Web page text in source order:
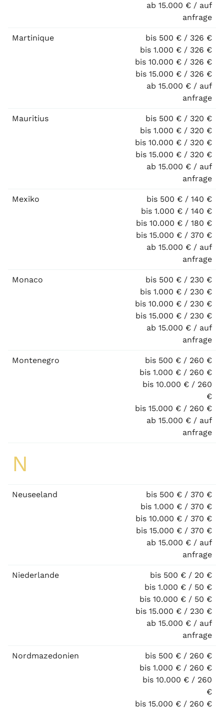
ab 15.000 € / auf
anfrage
Martinique
bis 500 € / 326 €
bis 1.000 € / 326 €
bis 10.000 € / 326 €
bis 15.000 € / 326 €
ab 15.000 € / auf
anfrage
Mauritius
bis 500 € / 320 €
bis 1.000 € / 320 €
bis 10.000 € / 320 €
bis 15.000 € / 320 €
ab 15.000 € / auf
anfrage
Mexiko
bis 500 € / 140 €
bis 1.000 € / 140 €
bis 10.000 € / 180 €
bis 15.000 € / 370 €
ab 15.000 € / auf
anfrage
Monaco
bis 500 € / 230 €
bis 1.000 € / 230 €
bis 10.000 € / 230 €
bis 15.000 € / 230 €
ab 15.000 € / auf
anfrage
Montenegro
bis 500 € / 260 €
bis 1.000 € / 260 €
bis 10.000 € / 260
€
bis 15.000 € / 260 €
ab 15.000 € / auf
anfrage
N
Neuseeland
bis 500 € / 370 €
bis 1.000 € / 370 €
bis 10.000 € / 370 €
bis 15.000 € / 370 €
ab 15.000 € / auf
anfrage
Niederlande
bis 500 € / 20 €
bis 1.000 € / 50 €
bis 10.000 € / 50 €
bis 15.000 € / 230 €
ab 15.000 € / auf
anfrage
Nordmazedonien
bis 500 € / 260 €
bis 1.000 € / 260 €
bis 10.000 € / 260
€
bis 15.000 € / 260 €